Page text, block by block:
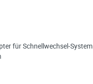
für Schnellwechsel-System